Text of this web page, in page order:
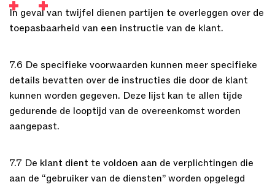
In geval van twijfel dienen partijen te overleggen over de
toepasbaarheid van een instructie van de klant.
7.6 De specifieke voorwaarden kunnen meer specifieke
details bevatten over de instructies die door de klant
kunnen worden gegeven. Deze lijst kan te allen tijde
gedurende de looptijd van de overeenkomst worden
aangepast.
7.7 De klant dient te voldoen aan de verplichtingen die
aan de “gebruiker van de diensten” worden opgelegd